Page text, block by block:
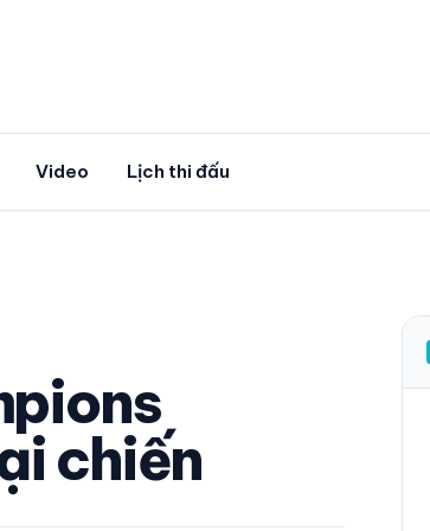
Video Lịch thi đấu
chiến